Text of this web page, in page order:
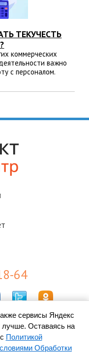
ТЕКУЧЕСТЬ
коммерческих
важно
с персоналом.
64
(ПОПД)
данных
сервисы Яндекс
Оставаясь на
Политикой
Обработки